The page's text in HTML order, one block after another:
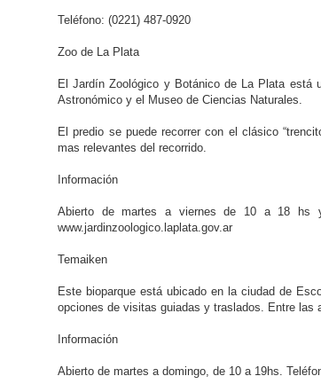
Teléfono: (0221) 487-0920
Zoo de La Plata
El Jardín Zoológico y Botánico de La Plata está
Astronómico y el Museo de Ciencias Naturales.
El predio se puede recorrer con el clásico
mas relevantes del recorrido.
Información
Abierto de martes a viernes de 10 a 18 hs
www.jardinzoologico.laplata.gov.ar
Temaiken
Este bioparque está ubicado en la ciudad de
opciones de visitas guiadas y traslados. Entre las
Información
Abierto de martes a domingo, de 10 a 19hs.